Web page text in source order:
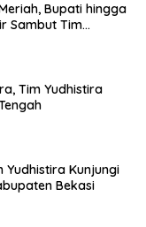
Bupati hingga
Sambut Tim
Tim Yudhistira
Yudhistira Kunjungi
Bekasi